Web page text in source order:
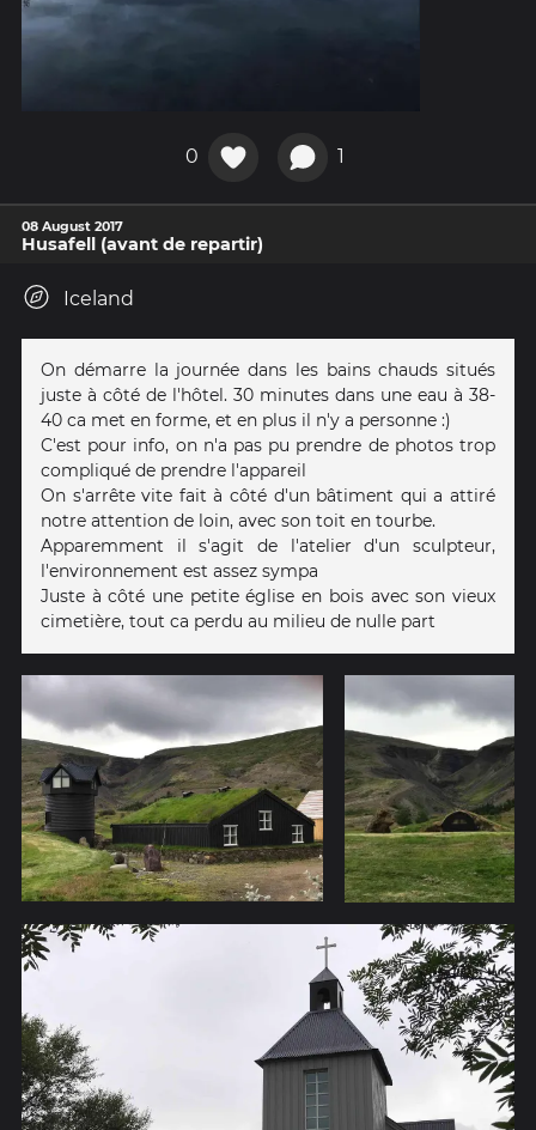
0 1
08 August 2017
Husafell (avant de repartir)
Iceland
On démarre la journée dans les bains chauds situés
juste à côté de l'hôtel. 30 minutes dans une eau à 38-
40 ca met en forme, et en plus il n'y a personne :)
C'est pour info, on n'a pas pu prendre de photos trop
compliqué de prendre l'appareil
On s'arrête vite fait à côté d'un bâtiment qui a attiré
notre attention de loin, avec son toit en tourbe.
Apparemment il s'agit de l'atelier d'un sculpteur,
l'environnement est assez sympa
Juste à côté une petite église en bois avec son vieux
cimetière, tout ca perdu au milieu de nulle part